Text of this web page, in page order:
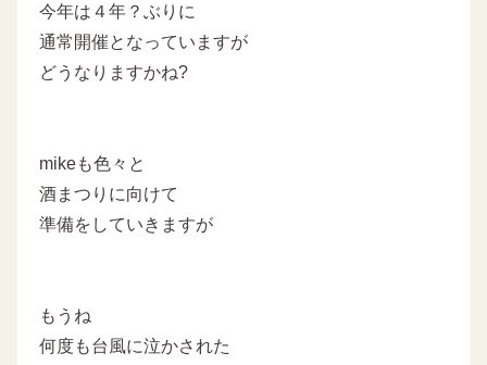
今年は４年？ぶりに
通常開催となっていますが
どうなりますかね?
mikeも色々と
酒まつりに向けて
準備をしていきますが
もうね
何度も台風に泣かされた